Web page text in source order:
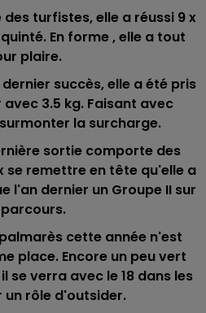
des turfistes, elle a réussi 9 x
En forme , elle a tout
plaire.
succès, elle a été pris
3.5 kg. Faisant avec
la surcharge.
sortie comporte des
se remettre en tête qu'elle a
l'an dernier un Groupe II sur
cette année n'est
place. Encore un peu vert
se verra avec le 18 dans les
un rôle d'outsider.